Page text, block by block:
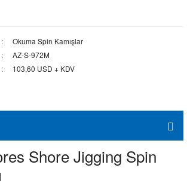
Okuma Spin Kamışlar
AZ-S-972M
103,60 USD + KDV
Shore Jigging Spin